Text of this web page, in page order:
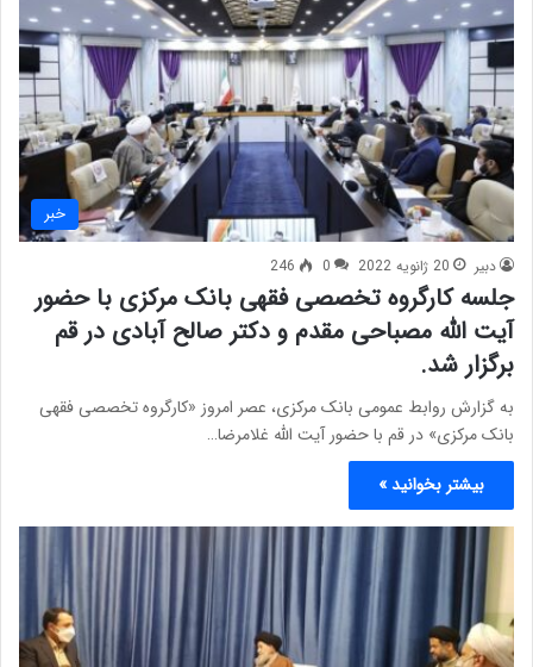
خبر
دبیر 20 ژانویه 2022 0
246
جلسه کارگروه تخصصی فقهی بانک مرکزی با حضور
آیت الله مصباحی مقدم و دکتر صالح آبادی در قم
برگزار شد.
به گزارش روابط عمومی بانک مرکزی، عصر امروز «کارگروه تخصصی فقهی
بانک مرکزی» در قم با حضور آیت الله غلامرضا…
بیشتر بخوانید »